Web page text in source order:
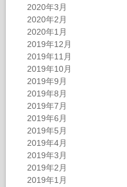
2020年3月
2020年2月
2020年1月
2019年12月
2019年11月
2019年10月
2019年9月
2019年8月
2019年7月
2019年6月
2019年5月
2019年4月
2019年3月
2019年2月
2019年1月